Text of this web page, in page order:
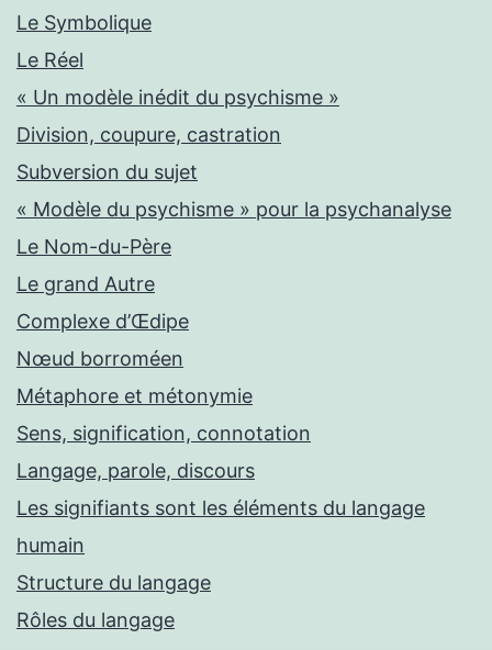
Le Symbolique
Le Réel
« Un modèle inédit du psychisme »
Division, coupure, castration
Subversion du sujet
« Modèle du psychisme » pour la psychanalyse
Le Nom-du-Père
Le grand Autre
Complexe d’Œdipe
Nœud borroméen
Métaphore et métonymie
Sens, signification, connotation
Langage, parole, discours
Les signifiants sont les éléments du langage
humain
Structure du langage
Rôles du langage